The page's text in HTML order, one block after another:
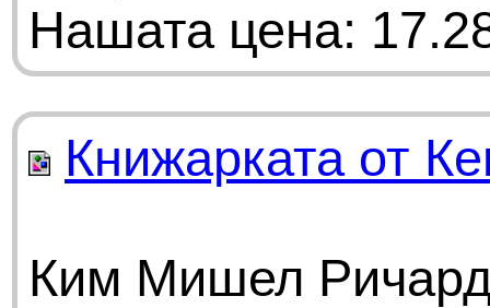
Нашата цена:
Книжарката от
Ким Мишел